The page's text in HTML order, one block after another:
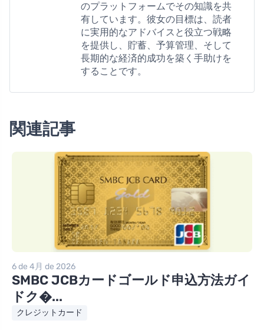
のプラットフォームでその知識を共
有しています。彼女の目標は、読者
に実用的なアドバイスと役立つ戦略
を提供し、貯蓄、予算管理、そして
長期的な経済的成功を築く手助けを
することです。
関連記事
6 de 4月 de 2026
SMBC JCBカードゴールド申込方法ガイ
ドク�...
クレジットカード